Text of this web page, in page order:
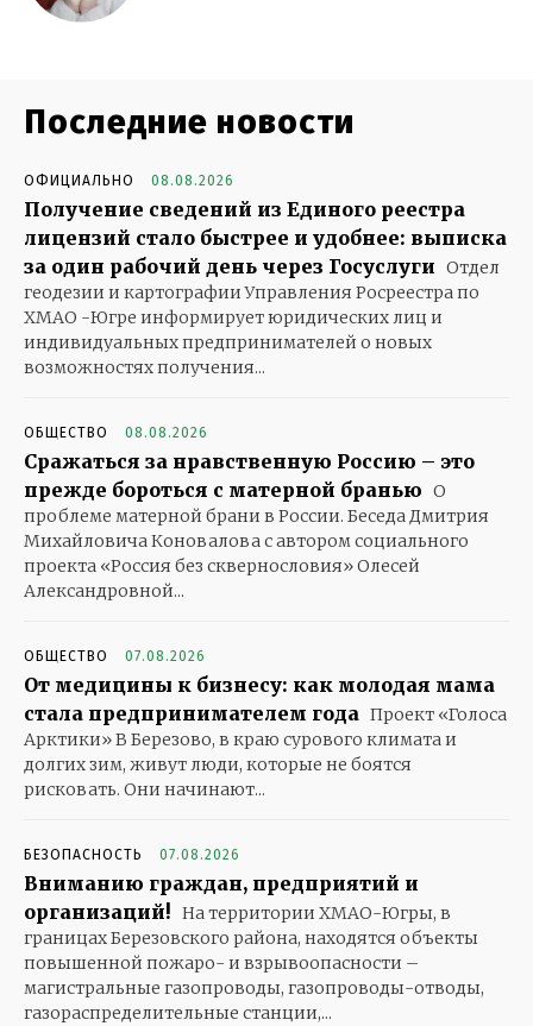
Последние новости
ОФИЦИАЛЬНО 08.08.2026
Получение сведений из Единого реестра
лицензий стало быстрее и удобнее: выписка
за один рабочий день через Госуслуги Отдел
геодезии и картографии Управления Росреестра по
ХМАО -Югре информирует юридических лиц и
индивидуальных предпринимателей о новых
возможностях получения...
ОБЩЕСТВО 08.08.2026
Сражаться за нравственную Россию – это
прежде бороться с матерной бранью О
проблеме матерной брани в России. Беседа Дмитрия
Михайловича Коновалова с автором социального
проекта «Россия без сквернословия» Олесей
Александровной...
ОБЩЕСТВО 07.08.2026
От медицины к бизнесу: как молодая мама
стала предпринимателем года Проект «Голоса
Арктики» В Березово, в краю сурового климата и
долгих зим, живут люди, которые не боятся
рисковать. Они начинают...
БЕЗОПАСНОСТЬ 07.08.2026
Вниманию граждан, предприятий и
организаций! На территории ХМАО-Югры, в
границах Березовского района, находятся объекты
повышенной пожаро- и взрывоопасности –
магистральные газопроводы, газопроводы-отводы,
газораспределительные станции,...